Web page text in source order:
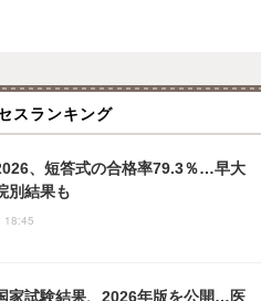
スランキング
、短答式の合格率79.3％…早大
別結果も
18:45
家試験結果、2026年版を公開…医